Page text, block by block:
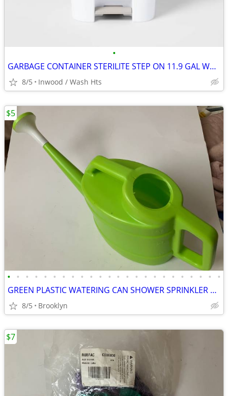
•
GARBAGE CONTAINER STERILITE STEP ON 11.9 GAL WHITE POLYPROPYLENE
8/5 Inwood / Wash Hts
• • • • • • • • • • • • • • • • • • • • • • • •
GREEN PLASTIC WATERING CAN SHOWER SPRINKLER HEAD FEED PLANTS OVAL TANK
8/5 Brooklyn
$5
$7